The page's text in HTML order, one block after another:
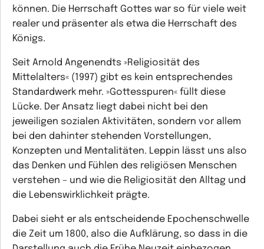
können. Die Herrschaft Gottes war so für viele weit
realer und präsenter als etwa die Herrschaft des
Königs.
Seit Arnold Angenendts »Religiosität des
Mittelalters« (1997) gibt es kein entsprechendes
Standardwerk mehr. »Gottesspuren« füllt diese
Lücke. Der Ansatz liegt dabei nicht bei den
jeweiligen sozialen Aktivitäten, sondern vor allem
bei den dahinter stehenden Vorstellungen,
Konzepten und Mentalitäten. Leppin lässt uns also
das Denken und Fühlen des religiösen Menschen
verstehen – und wie die Religiosität den Alltag und
die Lebenswirklichkeit prägte.
Dabei sieht er als entscheidende Epochenschwelle
die Zeit um 1800, also die Aufklärung, so dass in die